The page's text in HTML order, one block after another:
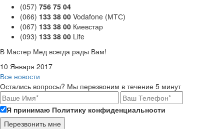
(057) 756 75 04
(066) 133 38 00 Vodafone (МТС)
(067) 133 38 00 Киевстар
(093) 133 38 00 Life
В Мастер Мед всегда рады Вам!
10 Января 2017
Все новости
Остались вопросы? Мы перезвоним в течение 5 минут
Я принимаю Политику конфиденциальности